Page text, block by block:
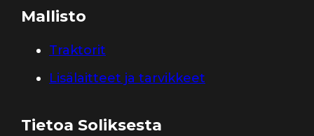
Mallisto
Traktorit
Lisälaitteet ja tarvikkeet
Tietoa Soliksesta